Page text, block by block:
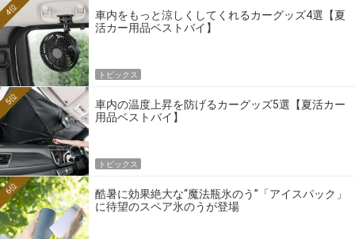
車内をもっと涼しくしてくれるカーグッズ4選【夏
活カー用品ベストバイ】
4位
トピックス
車内の温度上昇を防げるカーグッズ5選【夏活カー
用品ベストバイ】
5位
トピックス
酷暑に効果絶大な“魔法瓶氷のう”「アイスパック」
に待望のスペア氷のうが登場
6位